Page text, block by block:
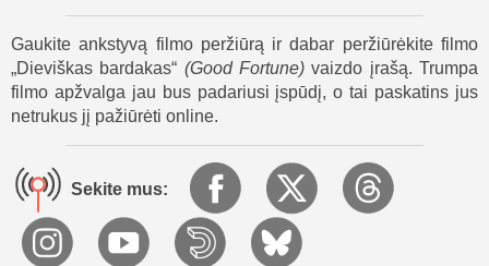
Žmogiškoji Gabrielio kelionė pagilina jo atjautą ir vilties
supratimą. Draugystė su Arjumi, Elenos principai ir Džefo
pokyčiai verčia visus permąstyti sėkmę. Arjui tenka
apsispręsti grįžti į ankstesnį, bet tikresnį gyvenimą ir rinktis
bendrystę vietoje tuščios gausos. Dieviškas bardakas
pasirinkimą, sąžinę bei viltį, parodančiomis, kad tikrasis
virsmas įvyksta širdyje, net kai aplinkui tvyro Dieviškas
bardakas.
Gaukite ankstyvą filmo peržiūrą ir dabar peržiūrėkite filmo
„Dieviškas bardakas“ (Good Fortune) vaizdo įrašą. Trumpa
filmo apžvalga jau bus padariusi įspūdį, o tai paskatins jus
netrukus jį pažiūrėti online.
Sekite mus: